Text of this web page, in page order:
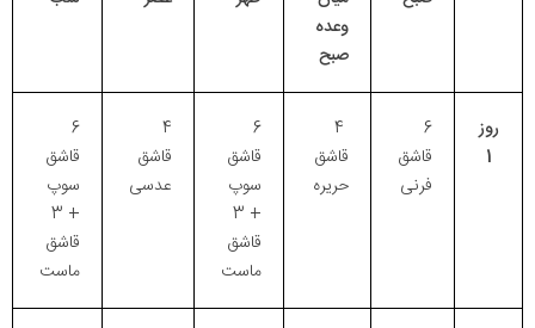
وعده
صبح
روز
1
6
قاشق
فرنی
4
قاشق
حریره
6
قاشق
سوپ
+ 3
قاشق
ماست
4
قاشق
عدسی
6
قاشق
سوپ
+ 3
قاشق
ماست